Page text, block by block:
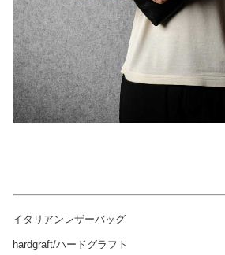
イタリアンレザーバッグ
hardgraft/ハードグラフト